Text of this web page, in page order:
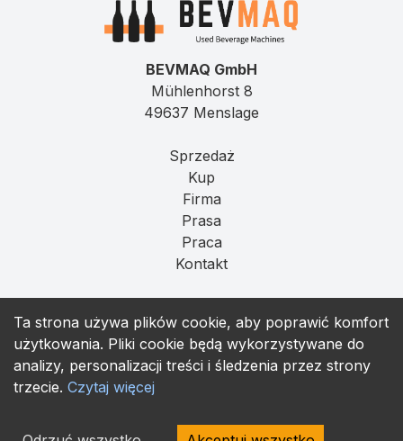
Ta strona używa plików cookie, aby poprawić komfort
użytkowania. Pliki cookie będą wykorzystywane do
analizy, personalizacji treści i śledzenia przez strony
trzecie. Czytaj więcej
BEVMAQ GmbH
Mühlenhorst 8
49637 Menslage
Sprzedaż
Kup
Firma
Prasa
Praca
Kontakt
Prywatność
T&C
contact@bevmaq.com